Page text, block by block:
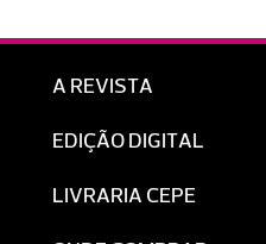
A REVISTA
EDIÇÃO DIGITAL
LIVRARIA CEPE